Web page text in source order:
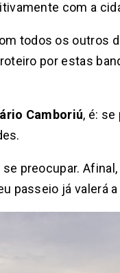
com a
todos os outros
por estas
Camboriú, é:
preocupar. Afinal,
passeio já valerá a